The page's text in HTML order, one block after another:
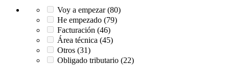
Voy a empezar (80)
He empezado (79)
Facturación (46)
Área técnica (45)
Otros (31)
Obligado tributario (22)